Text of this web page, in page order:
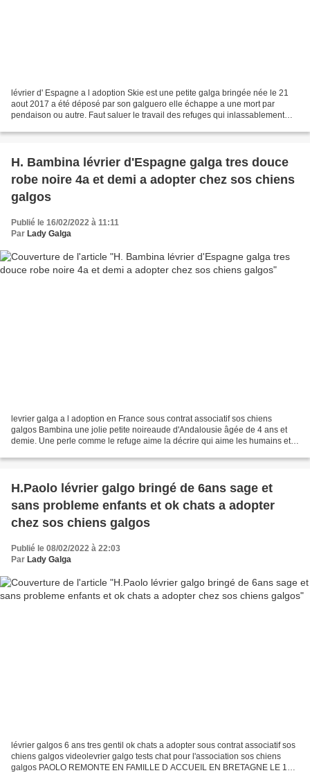
lévrier d' Espagne a l adoption Skie est une petite galga bringée née le 21
aout 2017 a été déposé par son galguero elle échappe a une mort par
pendaison ou autre. Faut saluer le travail des refuges qui inlassablement
H. Bambina lévrier d'Espagne galga tres douce
robe noire 4a et demi a adopter chez sos chiens
galgos
Publié le 16/02/2022 à 11:11
Par Lady Galga
levrier galga a l adoption en France sous contrat associatif sos chiens
galgos Bambina une jolie petite noireaude d'Andalousie âgée de 4 ans et
demie. Une perle comme le refuge aime la décrire qui aime les humains et
H.Paolo lévrier galgo bringé de 6ans sage et
sans probleme enfants et ok chats a adopter
chez sos chiens galgos
Publié le 08/02/2022 à 22:03
Par Lady Galga
lévrier galgos 6 ans tres gentil ok chats a adopter sous contrat associatif sos
chiens galgos videolevrier galgo tests chat pour l'association sos chiens
galgos PAOLO REMONTE EN FAMILLE D ACCUEIL EN BRETAGNE LE 18